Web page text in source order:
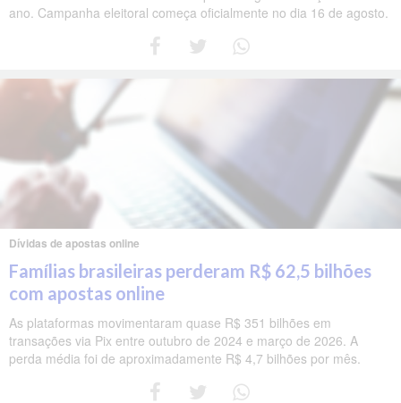
ano. Campanha eleitoral começa oficialmente no dia 16 de agosto.
Dívidas de apostas online
Famílias brasileiras perderam R$ 62,5 bilhões
com apostas online
As plataformas movimentaram quase R$ 351 bilhões em
transações via Pix entre outubro de 2024 e março de 2026. A
perda média foi de aproximadamente R$ 4,7 bilhões por mês.